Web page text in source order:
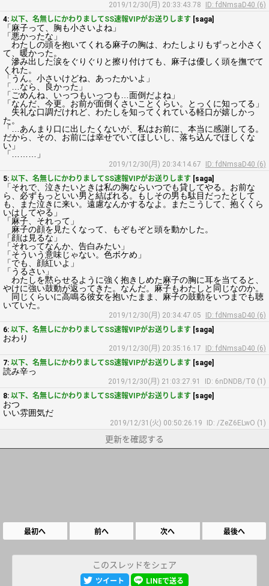
2019/12/30(月) 20:33:43.78
ID: fdNmsaD40 (6)
4: 以下、名無しにかわりましてSS速報VIPがお送りします [saga]
「麻子って、胸も小さいよね」
「悪かったな」
わたしの頭を抱いてくれる麻子の胸は、わたしよりもずっと小さく
て、暖かった。
滲み出した涙をぐりぐりと擦り付けても、麻子は優しく頭を撫でて
くれた。
「うん。小さいけどね、あったかいよ」
「…なら、良かった」
「ごめんね、いっつもいっつも…面倒だよね」
「なんだ、今更。お前が面倒くさいことくらい。とっくに知ってる」
失礼な口調だけれど、わたしを知ってくれている軽口が嬉しかっ
た。
「…あんまり口に出したくないが、私はお前に、本当に感謝してる。
だから、その、お前には幸せでいてほしいし、落ち込んでほしくな
い」
「………」
2019/12/30(月) 20:34:14.67
ID: fdNmsaD40 (6)
5: 以下、名無しにかわりましてSS速報VIPがお送りします [saga]
「それで、泣きたいときは私の胸ならいつでも貸してやる。お前な
ら、必ずもっといい男と結ばれる。もしその男も駄目だったとして
も、また泣きに来い。遠慮なんかするなよ。またこうして、抱くくら
いはしてやる」
「麻子、それって」
麻子の顔を見たくなって、もぞもぞと頭を動かした。
「顔は見るな」
「それってなんか、告白みたい」
「そういう意味じゃない。色ボケめ」
「でも、顔紅いよ」
「うるさい」
わたしを黙らせるように強く抱きしめた麻子の胸に耳を当てると、
やけに強い鼓動が返ってきた。なんだ。麻子もわたしと同じなのか。
同じくらいに高鳴る彼女を抱いたまま、麻子の鼓動をいつまでも聴
いていた。
2019/12/30(月) 20:34:47.05
ID: fdNmsaD40 (6)
6: 以下、名無しにかわりましてSS速報VIPがお送りします [saga]
おわり
2019/12/30(月) 20:35:16.17
ID: fdNmsaD40 (6)
7: 以下、名無しにかわりましてSS速報VIPがお送りします [sage]
読み辛っ
2019/12/30(月) 21:03:27.91
ID: 6nDNDB/T0 (1)
8: 以下、名無しにかわりましてSS速報VIPがお送りします [sage]
おつ
いい雰囲気だ
2019/12/31(火) 00:50:26.19 ID: /ZeZ6ELwO (1)
更新を確認する
最初へ 前へ 次へ 最後へ
このスレッドをシェア
ツイート LINEで送る